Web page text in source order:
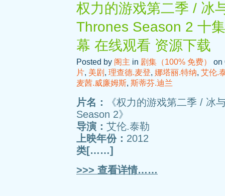
权力的游戏第二季 / 冰
Thrones Season 2 十
幕 在线观看 资源下载
Posted by 阁主 in 剧集（100% 免费）
on
片, 美剧 , 理查德.麦登, 娜塔丽.特纳, 艾伦.
麦茜.威廉姆斯, 斯蒂芬.迪兰
片名：
《权力的游戏第二季 / 冰
Season 2》
导演： 艾伦.泰勒
上映年份： 2012
类[……]
>>> 查看详情……